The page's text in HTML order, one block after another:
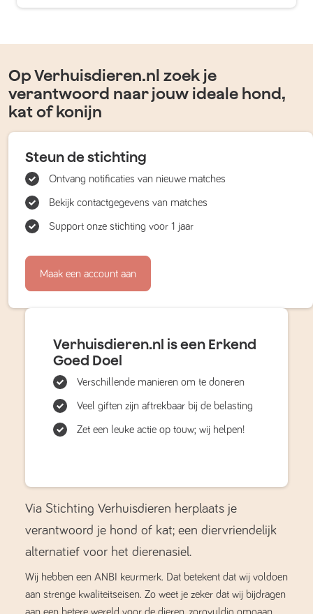
Op Verhuisdieren.nl zoek je
verantwoord naar jouw ideale hond,
kat of konijn
Steun de stichting
Ontvang notificaties van nieuwe matches
Bekijk contactgegevens van matches
Support onze stichting voor 1 jaar
Maak een account aan
Verhuisdieren.nl is een Erkend
Goed Doel
Verschillende manieren om te doneren
Veel giften zijn aftrekbaar bij de belasting
Zet een leuke actie op touw; wij helpen!
Via Stichting Verhuisdieren herplaats je
verantwoord je hond of kat; een diervriendelijk
alternatief voor het dierenasiel.
Wij hebben een ANBI keurmerk. Dat betekent dat wij voldoen
aan strenge kwaliteitseisen. Zo weet je zeker dat wij bijdragen
aan een betere wereld voor de dieren, zorgvuldig omgaan